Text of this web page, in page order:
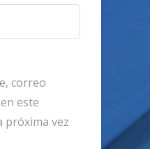
correo
este
próxima vez